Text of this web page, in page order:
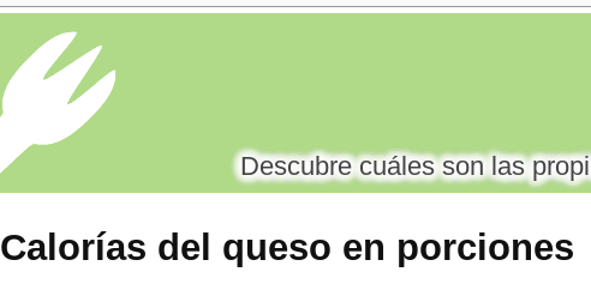
Calorías del queso en porciones
Descubre cuáles son las